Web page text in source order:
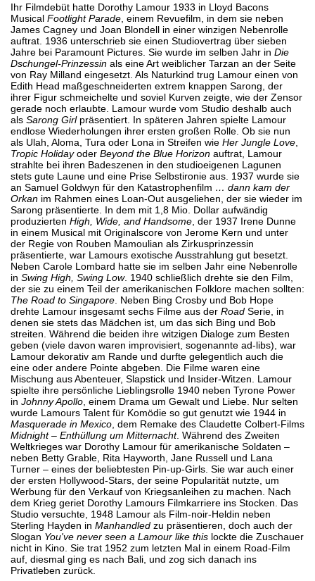
Ihr Filmdebüt hatte Dorothy Lamour 1933 in Lloyd Bacons
Musical Footlight Parade , einem Revuefilm, in dem sie neben
James Cagney und Joan Blondell in einer winzigen Nebenrolle
auftrat. 1936 unterschrieb sie einen Studiovertrag über sieben
Jahre bei Paramount Pictures. Sie wurde im selben Jahr in Die
Dschungel-Prinzessin als eine Art weiblicher Tarzan an der Seite
von Ray Milland eingesetzt. Als Naturkind trug Lamour einen von
Edith Head maßgeschneiderten extrem knappen Sarong, der
ihrer Figur schmeichelte und soviel Kurven zeigte, wie der Zensor
gerade noch erlaubte. Lamour wurde vom Studio deshalb auch
als Sarong Girlpräsentiert. In späteren Jahren spielte Lamour
endlose Wiederholungen ihrer ersten großen Rolle. Ob sie nun
als Ulah, Aloma, Tura oder Lona in Streifen wie Her Jungle Love
Tropic Holidayoder Beyond the Blue Horizon auftrat, Lamour
strahlte bei ihren Badeszenen in den studioeigenen Lagunen
stets gute Laune und eine Prise Selbstironie aus. 1937 wurde sie
an Samuel Goldwyn für den Katastrophenfilm … dann kam der
Orkan im Rahmen eines Loan-Out ausgeliehen, der sie wieder im
Sarong präsentierte. In dem mit 1,8 Mio. Dollar aufwändig
produzierten High, Wide, and Handsome , der 1937 Irene Dunne
in einem Musical mit Originalscore von Jerome Kern und unter
der Regie von Rouben Mamoulian als Zirkusprinzessin
präsentierte, war Lamours exotische Ausstrahlung gut besetzt.
Neben Carole Lombard hatte sie im selben Jahr eine Nebenrolle
in Swing High, Swing Low. 1940 schließlich drehte sie den Film,
der sie zu einem Teil der amerikanischen Folklore machen sollten:
The Road to Singapore . Neben Bing Crosby und Bob Hope
drehte Lamour insgesamt sechs Filme aus der Road Serie, in
denen sie stets das Mädchen ist, um das sich Bing und Bob
streiten. Während die beiden ihre witzigen Dialoge zum Besten
geben (viele davon waren improvisiert, sogenannte ad-libs), war
Lamour dekorativ am Rande und durfte gelegentlich auch die
eine oder andere Pointe abgeben. Die Filme waren eine
Mischung aus Abenteuer, Slapstick und Insider-Witzen. Lamour
spielte ihre persönliche Lieblingsrolle 1940 neben Tyrone Power
in Johnny Apollo , einem Drama um Gewalt und Liebe. Nur selten
wurde Lamours Talent für Komödie so gut genutzt wie 1944 in
Masquerade in Mexico , dem Remake des Claudette Colbert-Films
Midnight – Enthüllung um Mitternacht. Während des Zweiten
Weltkrieges war Dorothy Lamour für amerikanische Soldaten –
neben Betty Grable, Rita Hayworth, Jane Russell und Lana
Turner – eines der beliebtesten Pin-up-Girls. Sie war auch einer
der ersten Hollywood-Stars, der seine Popularität nutzte, um
Werbung für den Verkauf von Kriegsanleihen zu machen. Nach
dem Krieg geriet Dorothy Lamours Filmkarriere ins Stocken. Das
Studio versuchte, 1948 Lamour als Film-noir-Heldin neben
Sterling Hayden in Manhandled zu präsentieren, doch auch der
Slogan You've never seen a Lamour like this lockte die Zuschauer
nicht in Kino. Sie trat 1952 zum letzten Mal in einem Road-Film
auf, diesmal ging es nach Bali, und zog sich danach ins
Privatleben zurück.